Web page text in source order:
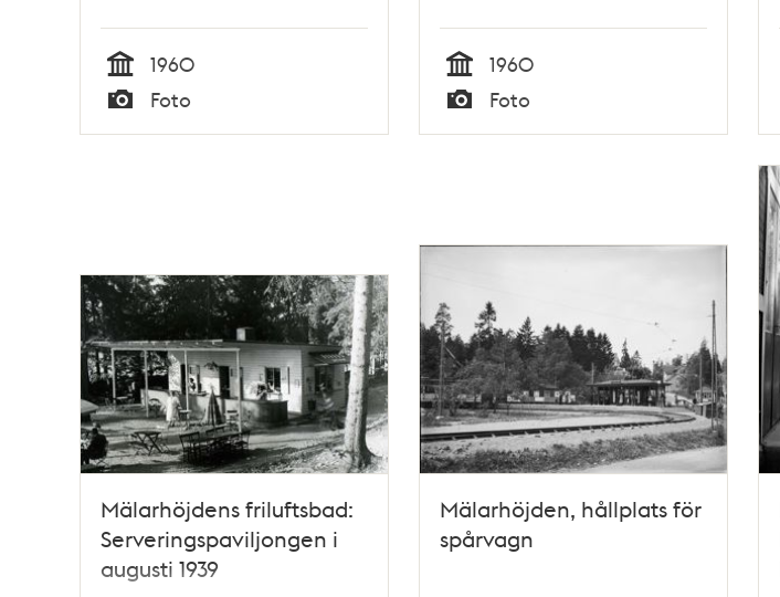
Tid
1960
Typ
Foto Tid
1960
Typ
Foto
Mälarhöjdens friluftsbad:
Serveringspaviljongen i
augusti 1939
Mälarhöjden, hållplats för
spårvagn